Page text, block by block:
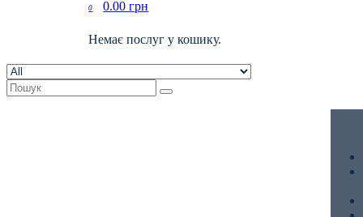
0 0.00грн
Немає послуг у кошику.